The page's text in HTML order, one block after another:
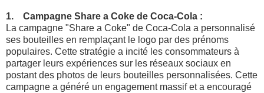
1. Campagne Share a Coke de Coca-Cola :
La campagne "Share a Coke" de Coca-Cola a personnalisé
ses bouteilles en remplaçant le logo par des prénoms
populaires. Cette stratégie a incité les consommateurs à
partager leurs expériences sur les réseaux sociaux en
postant des photos de leurs bouteilles personnalisées. Cette
campagne a généré un engagement massif et a encouragé